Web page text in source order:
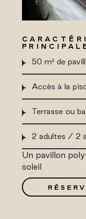
50 m² de
Accès à la
Terrasse ou
2 adultes / 2
Un pavillon
soleil